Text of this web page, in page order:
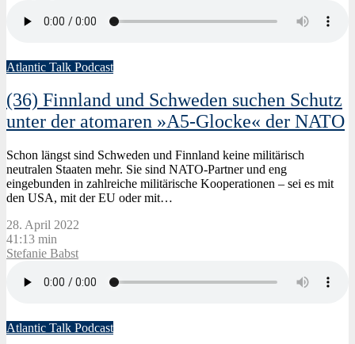
Atlantic Talk Podcast
(36) Finnland und Schweden suchen Schutz
unter der atomaren »A5-Glocke« der NATO
Schon längst sind Schweden und Finnland keine militärisch
neutralen Staaten mehr. Sie sind NATO-Partner und eng
eingebunden in zahlreiche militärische Kooperationen – sei es mit
den USA, mit der EU oder mit…
28. April 2022
41:13 min
Stefanie Babst
Atlantic Talk Podcast